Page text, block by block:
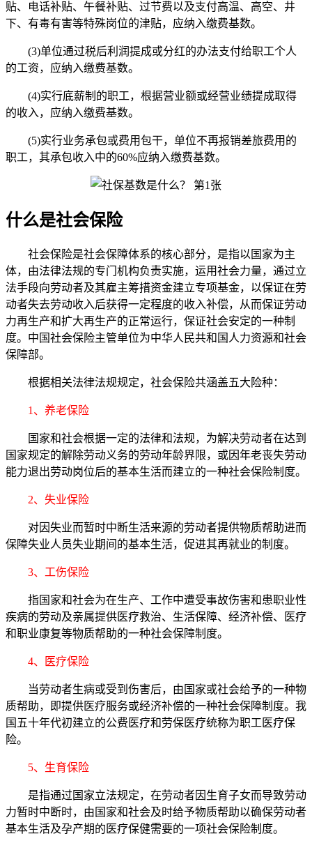
贴、电话补贴、午餐补贴、过节费以及支付高温、高空、井
下、有毒有害等特殊岗位的津贴，应纳入缴费基数。
(3)单位通过税后利润提成或分红的办法支付给职工个人
的工资，应纳入缴费基数。
(4)实行底薪制的职工，根据营业额或经营业绩提成取得
的收入，应纳入缴费基数。
(5)实行业务承包或费用包干，单位不再报销差旅费用的
职工，其承包收入中的60%应纳入缴费基数。
什么是社会保险
社会保险是社会保障体系的核心部分，是指以国家为主
体，由法律法规的专门机构负责实施，运用社会力量，通过立
法手段向劳动者及其雇主筹措资金建立专项基金，以保证在劳
动者失去劳动收入后获得一定程度的收入补偿，从而保证劳动
力再生产和扩大再生产的正常运行，保证社会安定的一种制
度。中国社会保险主管单位为中华人民共和国人力资源和社会
保障部。
根据相关法律法规规定，社会保险共涵盖五大险种：
1、养老保险
国家和社会根据一定的法律和法规，为解决劳动者在达到
国家规定的解除劳动义务的劳动年龄界限，或因年老丧失劳动
能力退出劳动岗位后的基本生活而建立的一种社会保险制度。
2、失业保险
对因失业而暂时中断生活来源的劳动者提供物质帮助进而
保障失业人员失业期间的基本生活，促进其再就业的制度。
3、工伤保险
指国家和社会为在生产、工作中遭受事故伤害和患职业性
疾病的劳动及亲属提供医疗救治、生活保障、经济补偿、医疗
和职业康复等物质帮助的一种社会保障制度。
4、医疗保险
当劳动者生病或受到伤害后，由国家或社会给予的一种物
质帮助，即提供医疗服务或经济补偿的一种社会保障制度。我
国五十年代初建立的公费医疗和劳保医疗统称为职工医疗保
险。
5、生育保险
是指通过国家立法规定，在劳动者因生育子女而导致劳动
力暂时中断时，由国家和社会及时给予物质帮助以确保劳动者
基本生活及孕产期的医疗保健需要的一项社会保险制度。